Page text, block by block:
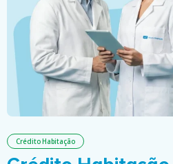
Crédito Habitação